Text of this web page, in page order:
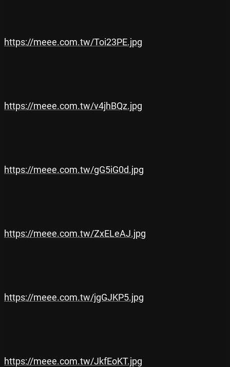
https://meee.com.tw/Toi23PE.jpg
https://meee.com.tw/v4jhBQz.jpg
https://meee.com.tw/gG5iG0d.jpg
https://meee.com.tw/ZxELeAJ.jpg
https://meee.com.tw/jgGJKP5.jpg
https://meee.com.tw/JkfEoKT.jpg